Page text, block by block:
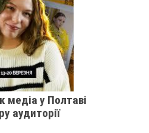
медіа у Полтаві
аудиторії